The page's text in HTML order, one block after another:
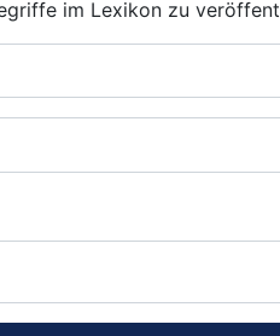
im Lexikon zu veröffent